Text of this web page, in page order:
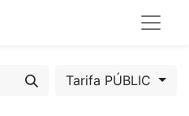
Tarifa PÚBLIC